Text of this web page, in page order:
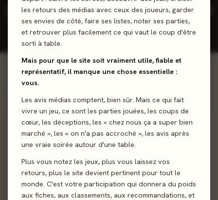
les retours des médias avec ceux des joueurs, garder
ses envies de côté, faire ses listes, noter ses parties,
et retrouver plus facilement ce qui vaut le coup d'être
sorti à table.
Mais pour que le site soit vraiment utile, fiable et
représentatif, il manque une chose essentielle :
vous.
Les avis médias comptent, bien sûr. Mais ce qui fait
vivre un jeu, ce sont les parties jouées, les coups de
cœur, les déceptions, les « chez nous ça a super bien
marché », les « on n'a pas accroché », les avis après
une vraie soirée autour d'une table.
Plus vous notez les jeux, plus vous laissez vos
retours, plus le site devient pertinent pour tout le
monde. C'est votre participation qui donnera du poids
aux fiches, aux classements, aux recommandations, et
JEUX CONÇUS
11
REVIEWS
4,5/5
NOTE
MOY.
2025
DERNIÈRE
INCONTOURNABLES
Œuvres majeures
Voir la ludographie →
82%
2024 · COOPÉRATIF · 1-4 J
Unmatched Aventures -
Chroniques Inouïes